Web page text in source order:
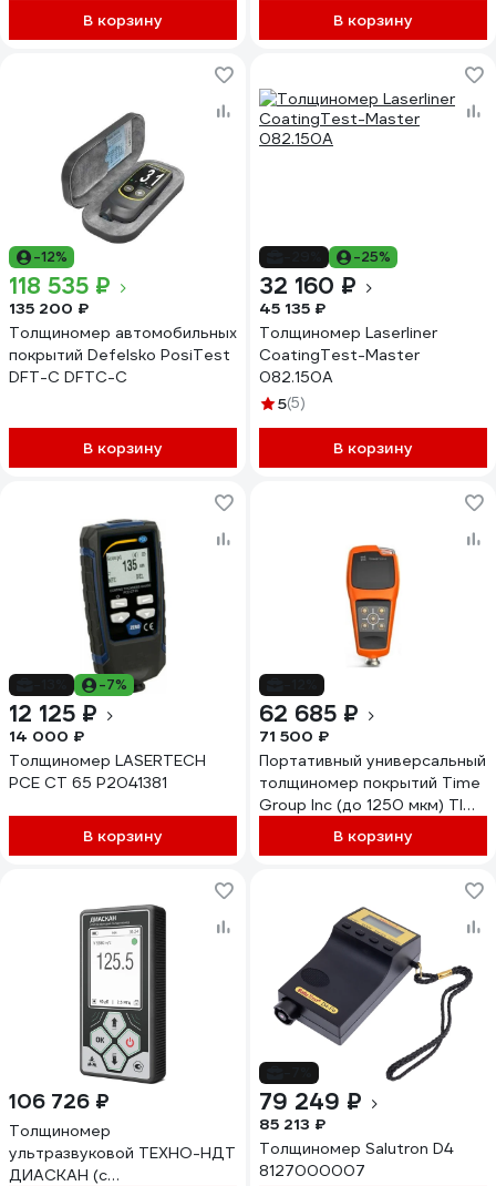
В корзину
преобразователем 10 МГц)
В корзину
-12%
118 535 ₽
135 200 ₽
Толщиномер автомобильных
покрытий Defelsko PosiTest
DFT-C DFTC-C
В корзину
-25%
32 160 ₽
45 135 ₽
Толщиномер Laserliner
CoatingTest-Master
082.150A
5(5)
В корзину
-7%
12 125 ₽
14 000 ₽
Толщиномер LASERTECH
PCE CT 65 P2041381
В корзину
62 685 ₽
71 500 ₽
Портативный универсальный
толщиномер покрытий Time
Group Inc (до 1250 мкм) TIME
В корзину
106 726 ₽
Толщиномер
ультразвуковой ТЕХНО-НДТ
ДИАСКАН (с
79 249 ₽
85 213 ₽
Толщиномер Salutron D4
8127000007